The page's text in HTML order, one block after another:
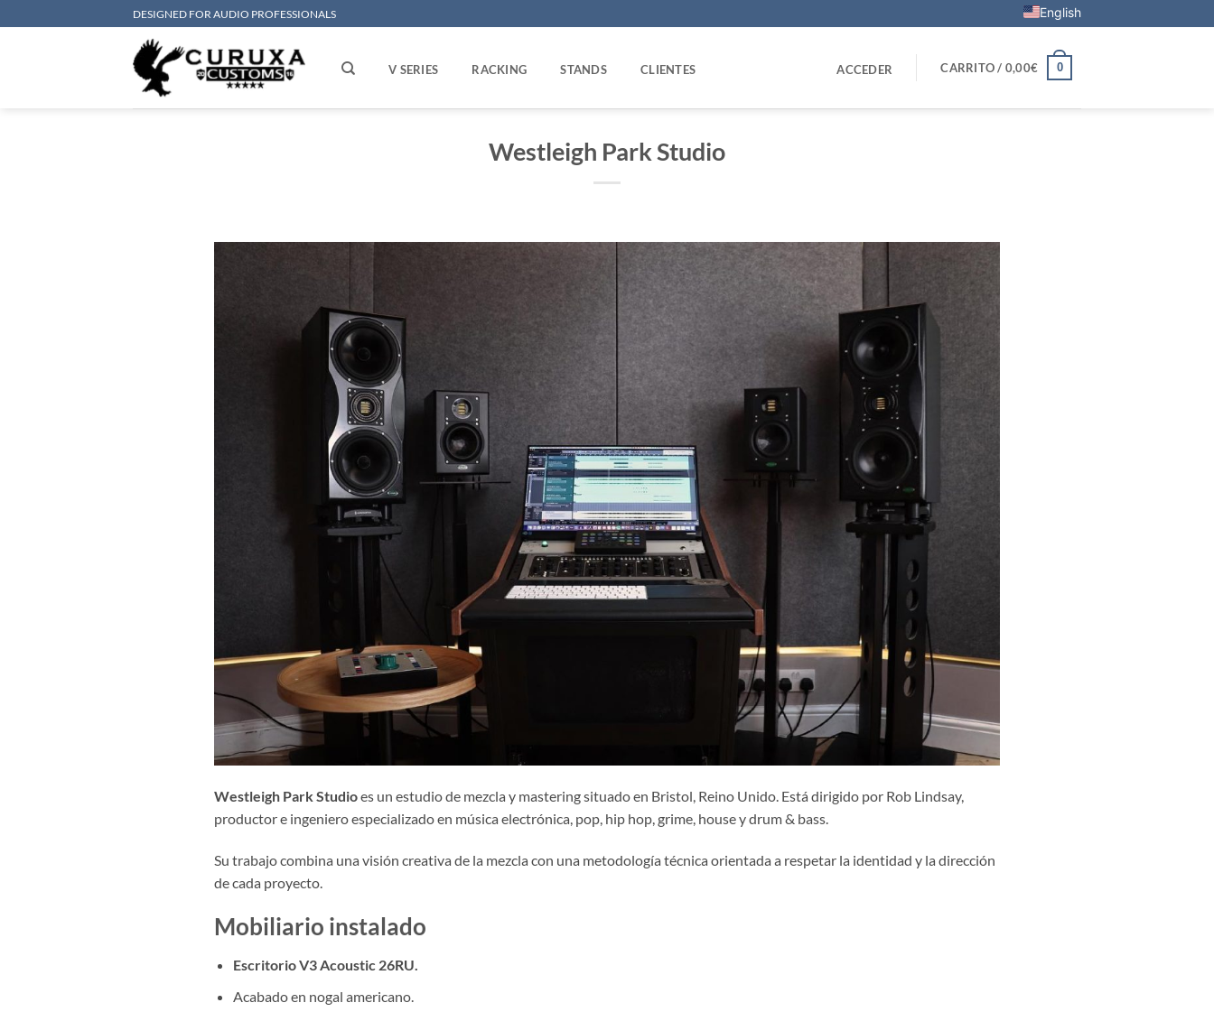
al
DESIGNED FOR AUDIO PROFESSIONALS English
V SERIES RACKING STANDS CLIENTES ACCEDER CARRITO / 0,00€ 0
Westleigh Park Studio
Westleigh Park Studioes un estudio de mezcla y mastering situado en Bristol, Reino Unido. Está dirigido por Rob Lindsay,
productor e ingeniero especializado en música electrónica, pop, hip hop, grime, house y drum & bass.
Su trabajo combina una visión creativa de la mezcla con una metodología técnica orientada a respetar la identidad y la dirección
de cada proyecto.
Mobiliario instalado
Escritorio V3 Acoustic 26RU.
Acabado en nogal americano.